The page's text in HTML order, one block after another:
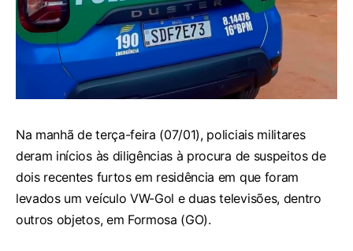
Na manhã de terça-feira (07/01), policiais militares
deram inícios às diligências à procura de suspeitos de
dois recentes furtos em residência em que foram
levados um veículo VW-Gol e duas televisões, dentro
outros objetos, em Formosa (GO).